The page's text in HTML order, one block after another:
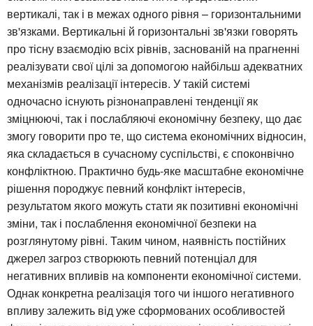
вертикалі, так і в межах одного рівня – горизонтальними
зв'язками. Вертикальні й горизонтальні зв'язки говорять
про тісну взаємодію всіх рівнів, заснованій на прагненні
реалізувати свої цілі за допомогою найбільш адекватних
механізмів реалізації інтересів. У такій системі
одночасно існують різнонаправлені тенденції як
зміцнюючі, так і послабляючі економічну безпеку, що дає
змогу говорити про те, що система економічних відносин,
яка складається в сучасному суспільстві, є споконвічно
конфліктною. Практично будь-яке масштабне економічне
рішення породжує певний конфлікт інтересів,
результатом якого можуть стати як позитивні економічні
зміни, так і послаблення економічної безпеки на
розглянутому рівні. Таким чином, наявність постійних
джерел загроз створюють певний потенціал для
негативних впливів на компоненти економічної системи.
Однак конкретна реалізація того чи іншого негативного
впливу залежить від уже сформованих особливостей